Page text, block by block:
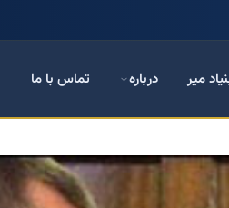
میر درباره تماس با ما